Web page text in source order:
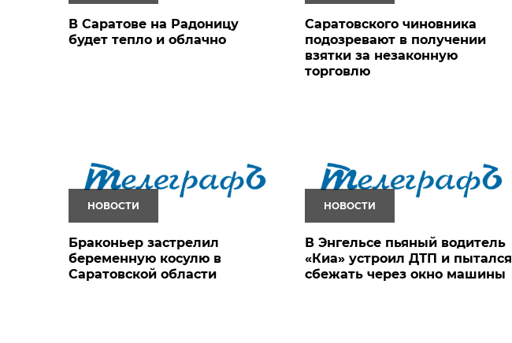
В Саратове на Радоницу
будет тепло и облачно
Саратовского чиновника
подозревают в получении
взятки за незаконную
торговлю
НОВОСТИ
Браконьер застрелил
беременную косулю в
Саратовской области
НОВОСТИ
В Энгельсе пьяный водитель
«Киа» устроил ДТП и пытался
сбежать через окно машины